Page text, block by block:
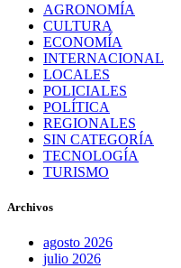
AGRONOMÍA
CULTURA
ECONOMÍA
INTERNACIONAL
LOCALES
POLICIALES
POLÍTICA
REGIONALES
SIN CATEGORÍA
TECNOLOGÍA
TURISMO
Archivos
agosto 2026
julio 2026